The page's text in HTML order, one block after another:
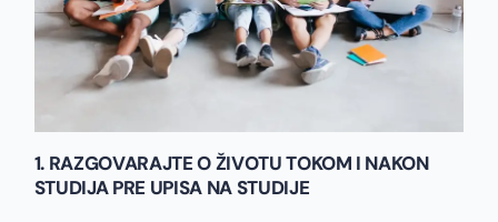
1. RAZGOVARAJTE O ŽIVOTU TOKOM I NAKON
STUDIJA PRE UPISA NA STUDIJE